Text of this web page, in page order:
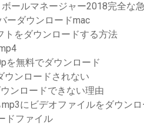
ールマネージャー2018完全な
ーダウンロードmac
トをダウンロードする方法
を無料でダウンロード
ウンロードされない
ンロードできない理由
にビデオファイルをダウンロ
ドファイル